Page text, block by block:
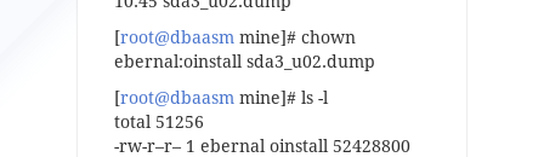
[root@dbaasm mine]# chown
ebernal:oinstall sda3_u02.dump
[root@dbaasm mine]# ls -l
total 51256
-rw-r–r– 1 ebernal oinstall 52428800